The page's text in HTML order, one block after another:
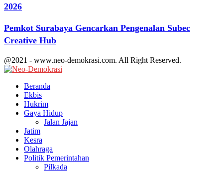
2026
Pemkot Surabaya Gencarkan Pengenalan Subec
Creative Hub
@2021 - www.neo-demokrasi.com. All Right Reserved.
Beranda
Ekbis
Hukrim
Gaya Hidup
Jalan Jajan
Jatim
Kesra
Olahraga
Politik Pemerintahan
Pilkada